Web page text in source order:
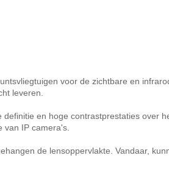
voor de zichtbare en
leveren.
en hoge contrastprestaties over
IP camera's.
de lensoppervlakte. Vandaar,